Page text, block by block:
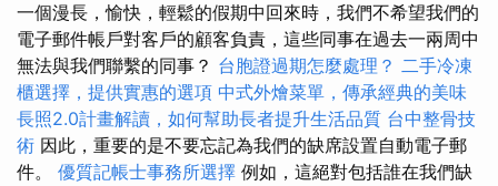
一個漫長，愉快，輕鬆的假期中回來時，我們不希望我們的
電子郵件帳戶對客戶的顧客負責，這些同事在過去一兩周中
無法與我們聯繫的同事？ 台胞證過期怎麼處理？ 二手冷凍
櫃選擇，提供實惠的選項 中式外燴菜單，傳承經典的美味
長照2.0計畫解讀，如何幫助長者提升生活品質 台中整骨技
術 因此，重要的是不要忘記為我們的缺席設置自動電子郵
件。 優質記帳士事務所選擇 例如，這絕對包括誰在我們缺